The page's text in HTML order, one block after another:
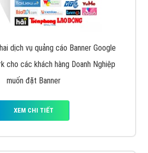
dịch vụ quảng cáo Banner Google
cho các khách hàng Doanh Nghiệp
muốn đặt Banner
XEM CHI TIẾT